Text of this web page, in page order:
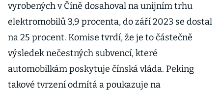
vyrobených v Číně dosahoval na unijním trhu
elektromobilů 3,9 procenta, do září 2023 se dostal
na 25 procent. Komise tvrdí, že je to částečně
výsledek nečestných subvencí, které
automobilkám poskytuje čínská vláda. Peking
takové tvrzení odmítá a poukazuje na